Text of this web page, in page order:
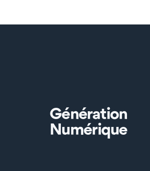
Génération
Numérique